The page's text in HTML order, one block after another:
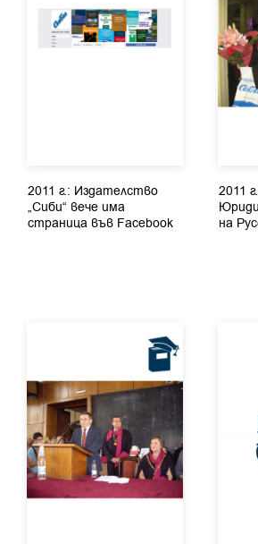
2011 г.: Издателство
„Сиби“ вече има
страница във Facebook
2011
на